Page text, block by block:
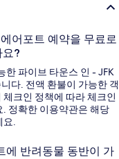
어포트 예약을 무료로
요?
한 파이브 타운스 인 - JFK
다. 전액 환불이 가능한 객
크인 정책에 따라 체크인
정확한 이용약관은 해당
요.
에 반려동물 동반이 가